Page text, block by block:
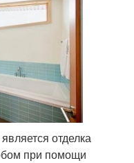
отделка
при помощи